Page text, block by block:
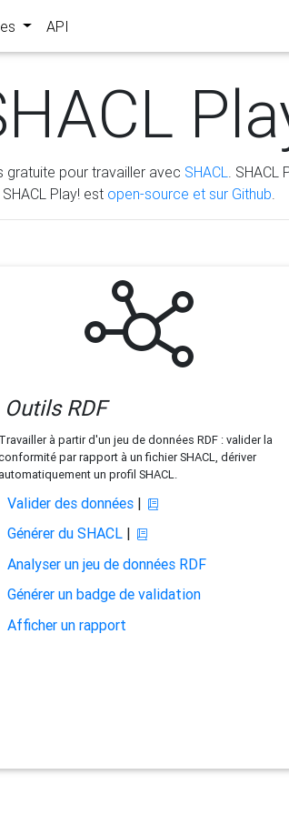
API
gratuite pour travailler avec SHACL .
SHACL Play! est open-source et sur Github
Outils RDF
Travailler à partir d'un jeu de données RDF : valider la
par rapport à un fichier SHACL, dériver
automatiquement un profil SHACL.
Valider des données|
Générer du SHACL|
Analyser un jeu de données RDF
Générer un badge de validation
Afficher un rapport